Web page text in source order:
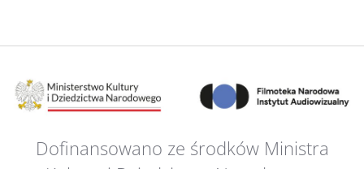
Dofinansowano ze środków Ministra